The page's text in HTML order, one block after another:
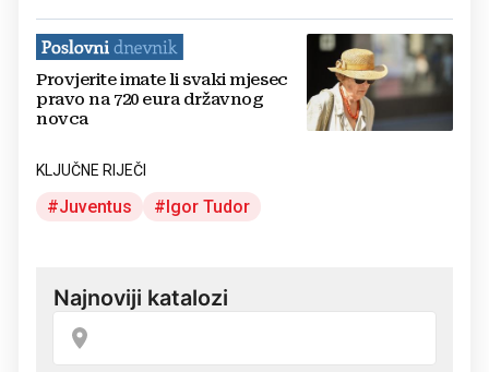
Provjerite imate li svaki mjesec
pravo na 720 eura državnog
novca
KLJUČNE RIJEČI
Juventus Igor Tudor